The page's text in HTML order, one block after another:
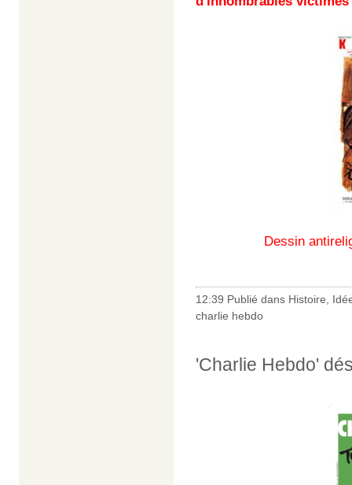
Dessin
12:39 Publié dans Histoire
charlie hebdo
'Charlie Hebdo'